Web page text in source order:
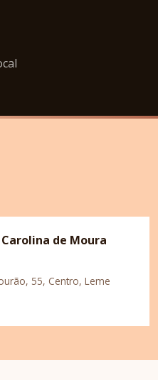
de Moura
55, Centro, Leme